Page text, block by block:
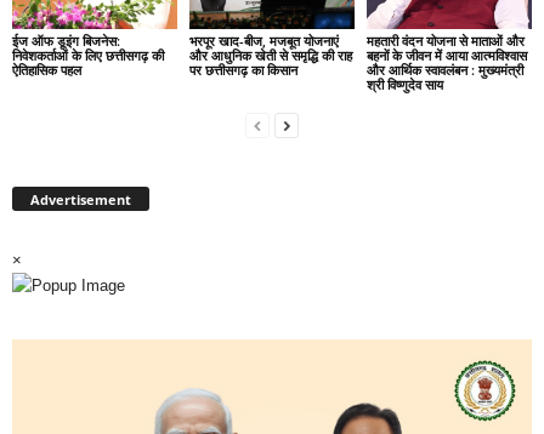
ईज ऑफ डूइंग बिजनेस:
निवेशकर्ताओं के लिए छत्तीसगढ़ की
ऐतिहासिक पहल
भरपूर खाद-बीज, मजबूत योजनाएं
और आधुनिक खेती से समृद्धि की राह
पर छत्तीसगढ़ का किसान
महतारी वंदन योजना से माताओं और
बहनों के जीवन में आया आत्मविश्वास
और आर्थिक स्वावलंबन : मुख्यमंत्री
श्री विष्णुदेव साय
Advertisement
×